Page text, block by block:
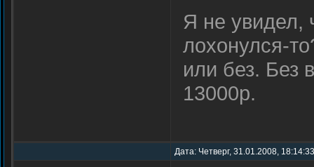
Я не увидел,
лохонулся-
или без. Без
13000р.
Дата: Четверг, 31.01.2008,